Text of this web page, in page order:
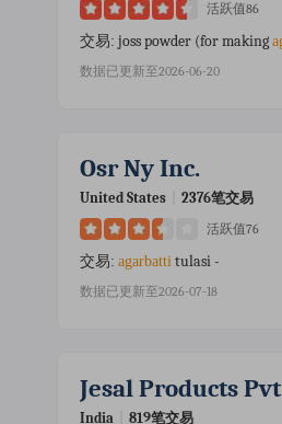
活跃值86
交易: joss powder (for making
数据已更新至2026-06-20
Osr Ny Inc.
United States 2376笔交易
活跃值76
交易: agarbatti tulasi -
数据已更新至2026-07-18
Jesal Products
India 819笔交易